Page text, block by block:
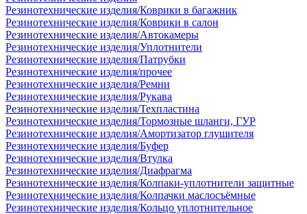
Резинотехнические изделия/Коврики в багажник
Резинотехнические изделия/Коврики в салон
Резинотехнические изделия/Автокамеры
Резинотехнические изделия/Уплотнители
Резинотехнические изделия/Патрубки
Резинотехнические изделия/прочее
Резинотехнические изделия/Ремни
Резинотехнические изделия/Рукава
Резинотехнические изделия/Техпластина
Резинотехнические изделия/Тормозные шланги, ГУР
Резинотехнические изделия/Амортизатор глушителя
Резинотехнические изделия/Буфер
Резинотехнические изделия/Втулка
Резинотехнические изделия/Диафрагма
Резинотехнические изделия/Колпаки-уплотнители защитные
Резинотехнические изделия/Колпачки маслосъёмные
Резинотехнические изделия/Кольцо уплотнительное